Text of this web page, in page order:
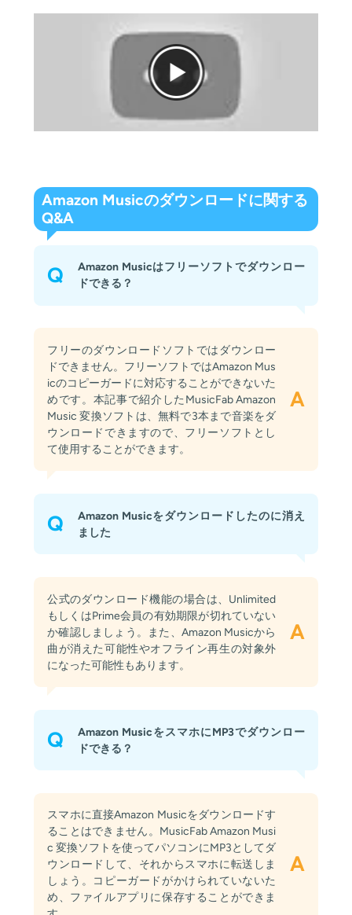
Amazon Musicのダウンロードに関する
Q&A
Q
Amazon Musicはフリーソフトでダウンロー
ドできる？
フリーのダウンロードソフトではダウンロー
ドできません。フリーソフトではAmazon Mus
icのコピーガードに対応することができないた
めです。本記事で紹介したMusicFab Amazon
Music 変換ソフトは、無料で3本まで音楽をダ
ウンロードできますので、フリーソフトとし
て使用することができます。
A
Q
Amazon Musicをダウンロードしたのに消え
ました
公式のダウンロード機能の場合は、Unlimited
もしくはPrime会員の有効期限が切れていない
か確認しましょう。また、Amazon Musicから
曲が消えた可能性やオフライン再生の対象外
になった可能性もあります。
A
Q
Amazon MusicをスマホにMP3でダウンロー
ドできる？
スマホに直接Amazon Musicをダウンロードす
ることはできません。MusicFab Amazon Musi
c 変換ソフトを使ってパソコンにMP3としてダ
ウンロードして、それからスマホに転送しま
しょう。コピーガードがかけられていないた
め、ファイルアプリに保存することができま
A